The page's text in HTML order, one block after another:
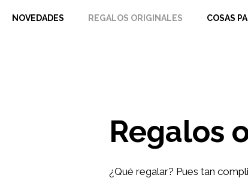
NOVEDADES REGALOS ORIGINALES COSAS
Regalos
¿Qué regalar? Pues tan